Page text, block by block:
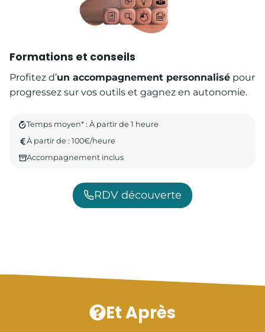
Formations et conseils
Profitez d’un accompagnement personnalisé pour
progressez sur vos outils et gagnez en autonomie.
Temps moyen* : À partir de 1 heure
À partir de : 100€/heure
Accompagnement inclus
RDV découverte
Et Après